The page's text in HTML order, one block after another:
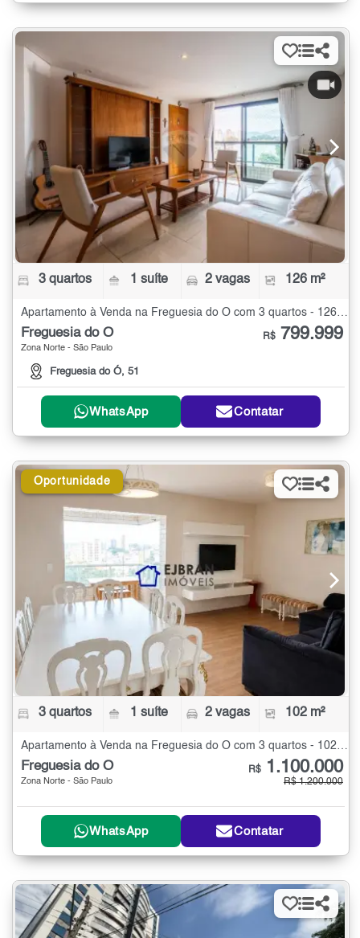
3 quartos 1 suíte 2 vagas 126 m²
Apartamento à Venda na Freguesia do Ó com 3 quartos - 126 m²
Freguesia do Ó
Zona Norte - São Paulo
Freguesia do Ó, 51
R$ 799.999
WhatsApp Contatar
Oportunidade
3 quartos 1 suíte 2 vagas 102 m²
Apartamento à Venda na Freguesia do Ó com 3 quartos - 102 m²
Freguesia do Ó
Zona Norte - São Paulo
R$ 1.100.000
R$ 1.200.000
WhatsApp Contatar